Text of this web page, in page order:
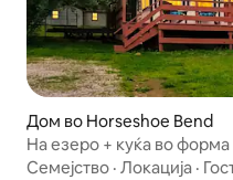
Дом во Horseshoe Bend
На езеро + куќа во
риболов
Семејство · Локација ·